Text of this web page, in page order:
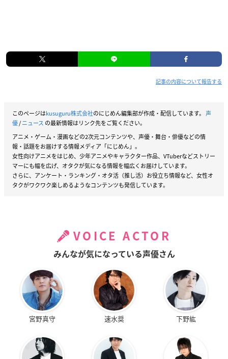
記事の内容について報告する
このページはkusuguru株式会社のにじめん編集部が作成・配信しています。 声
優/ニュース の最新情報はリンク先をご覧ください。
アニメ・ゲーム・漫画などの2次元コンテンツや、声優・舞台・俳優などの情
報・話題をお届けする情報メディア「にじめん」。
女性向けアニメをはじめ、少年アニメやキャラクター作品、VTuberなどストリー
マーにも幅を広げ、オタクが気になる情報を幅広くお届けしています。
さらに、アンケート・ランキング・オタ活（推し活）お役立ち情報など、女性オ
タクがワクワク楽しめるようなコンテンツも発信しています。
VOICE ACTOR
みんなが気になっている声優さん
宮野真守 速水奨 下野紘